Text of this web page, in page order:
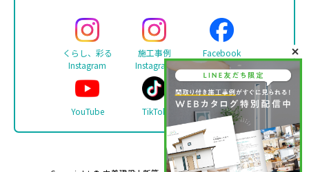
くらし、彩る
Instagram
施工事例
Instagram
Facebook
YouTube TikTok LINE